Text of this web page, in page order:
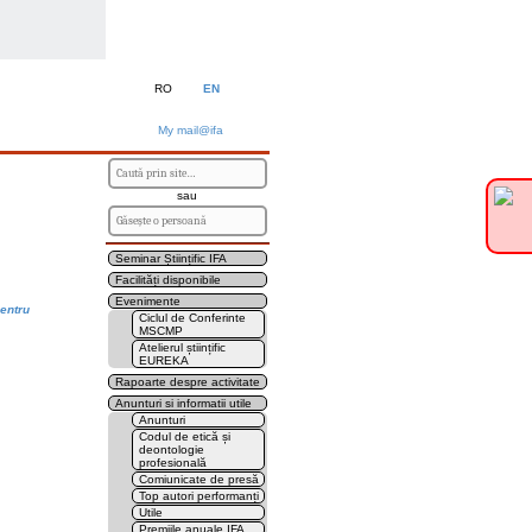
RO EN
My mail@ifa
sau
Seminar Științific IFA
Facilități disponibile
Evenimente
Ciclul de Conferinte
MSCMP
Atelierul științific
EUREKA
Rapoarte despre activitate
Anunturi si informatii utile
Anunturi
Codul de etică și
deontologie
profesională
Comiunicate de presă
Top autori performanți
Utile
Premiile anuale IFA